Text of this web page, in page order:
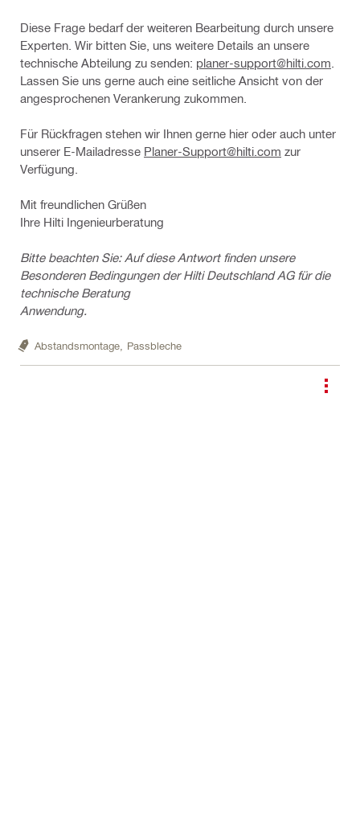
Diese Frage bedarf der weiteren Bearbeitung durch unsere
Experten. Wir bitten Sie, uns weitere Details an unsere
technische Abteilung zu senden: planer-support@hilti.com
Lassen Sie uns gerne auch eine seitliche Ansicht von der
angesprochenen Verankerung zukommen.
Für Rückfragen stehen wir Ihnen gerne hier oder auch unter
unserer E-Mailadresse Planer-Support@hilti.com zur
Verfügung.
Mit freundlichen Grüßen
Ihre Hilti Ingenieurberatung
Bitte beachten Sie: Auf diese Antwort finden unsere
Besonderen Bedingungen der Hilti Deutschland AG für die
technische Beratung
Anwendung.
Abstandsmontage, Passbleche